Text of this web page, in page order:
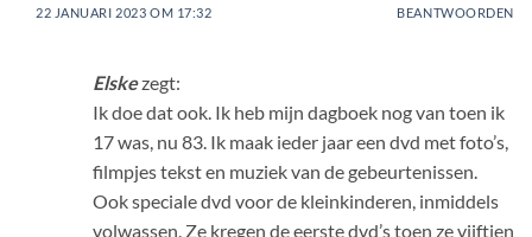
22 JANUARI 2023 OM 17:32 BEANTWOORDEN
Elskezegt:
Ik doe dat ook. Ik heb mijn dagboek nog van toen ik
17 was, nu 83. Ik maak ieder jaar een dvd met foto’s,
filmpjes tekst en muziek van de gebeurtenissen.
Ook speciale dvd voor de kleinkinderen, inmiddels
volwassen. Ze kregen de eerste dvd’s toen ze vijftien